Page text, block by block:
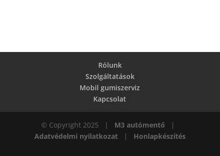
Rólunk
Szolgáltatások
Mobil gumiszerviz
Kapcsolat
© Copyright 2025 | M3 autómentő |
Adatvédelmi nyilatkozat| Honlapkészítés